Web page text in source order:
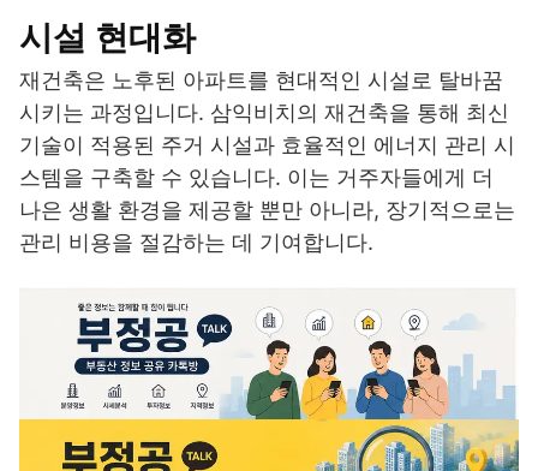
시설 현대화
재건축은 노후된 아파트를 현대적인 시설로 탈바꿈
시키는 과정입니다. 삼익비치의 재건축을 통해 최신
기술이 적용된 주거 시설과 효율적인 에너지 관리 시
스템을 구축할 수 있습니다. 이는 거주자들에게 더
나은 생활 환경을 제공할 뿐만 아니라, 장기적으로는
관리 비용을 절감하는 데 기여합니다.